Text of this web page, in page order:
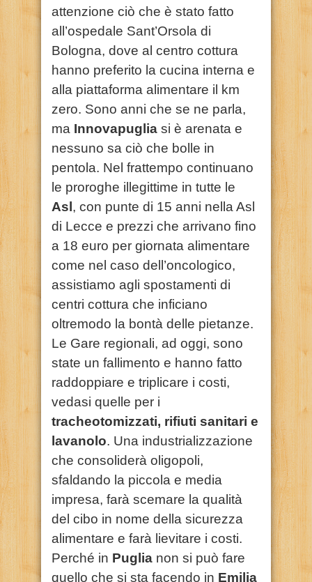
attenzione ciò che è stato fatto
all’ospedale Sant’Orsola di
Bologna, dove al centro cottura
hanno preferito la cucina interna e
alla piattaforma alimentare il km
zero. Sono anni che se ne parla,
ma Innovapuglia si è arenata e
nessuno sa ciò che bolle in
pentola. Nel frattempo continuano
le proroghe illegittime in tutte le
Asl, con punte di 15 anni nella Asl
di Lecce e prezzi che arrivano fino
a 18 euro per giornata alimentare
come nel caso dell’oncologico,
assistiamo agli spostamenti di
centri cottura che inficiano
oltremodo la bontà delle pietanze.
Le Gare regionali, ad oggi, sono
state un fallimento e hanno fatto
raddoppiare e triplicare i costi,
vedasi quelle per i
tracheotomizzati, rifiuti sanitari e
lavanolo. Una industrializzazione
che consoliderà oligopoli,
sfaldando la piccola e media
impresa, farà scemare la qualità
del cibo in nome della sicurezza
alimentare e farà lievitare i costi.
Perché in Puglia non si può fare
quello che si sta facendo in Emilia